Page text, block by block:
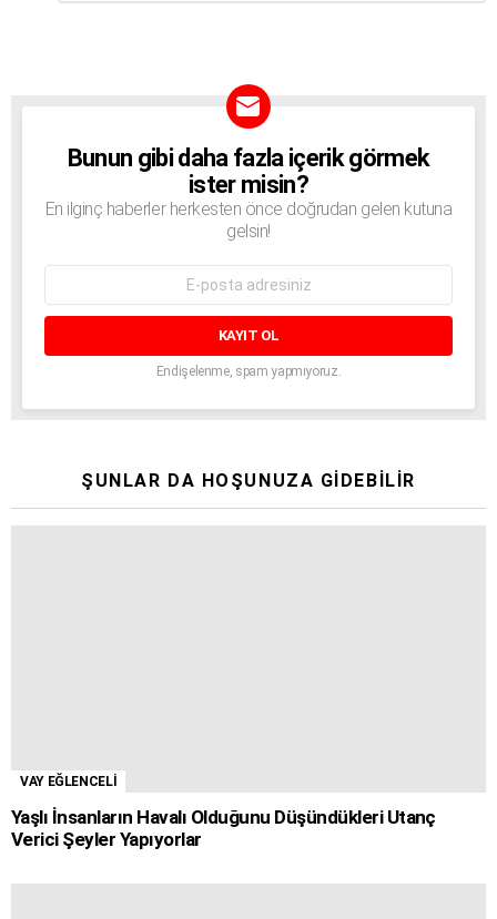
BÜLTEN
Bunun gibi daha fazla içerik görmek
ister misin?
En ilginç haberler herkesten önce doğrudan gelen kutuna
gelsin!
adresi:
Endişelenme, spam yapmıyoruz.
ŞUNLAR DA HOŞUNUZA GIDEBILIR
VAY EĞLENCELİ
Yaşlı İnsanların Havalı Olduğunu Düşündükleri Utanç
Verici Şeyler Yapıyorlar